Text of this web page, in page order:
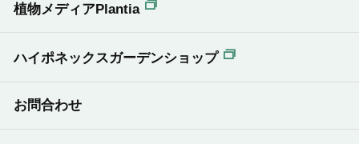
植物メディアPlantia
ハイポネックスガーデンショップ
お問合わせ